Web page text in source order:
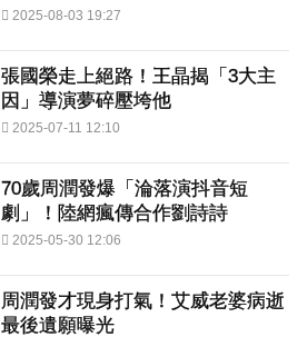
2025-08-03 19:27
張國榮走上絕路！王晶揭「3大主
因」導演夢碎壓垮他
2025-07-11 12:10
70歲周潤發爆「淪落演抖音短
劇」！陸網瘋傳合作劉詩詩
2025-05-30 12:06
周潤發才現身打氣！艾威老婆病逝
最後遺願曝光